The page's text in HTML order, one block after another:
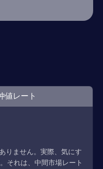
値レート
りません。実際、気にす
それは、中間市場レート